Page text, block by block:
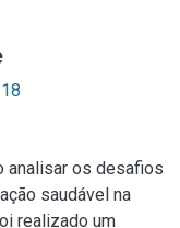
analisar os desafios
saudável na
realizado um